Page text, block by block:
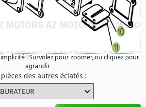
! Survolez pour zoomer, ou cliquez pour
agrandir
pièces des autres éclatés :